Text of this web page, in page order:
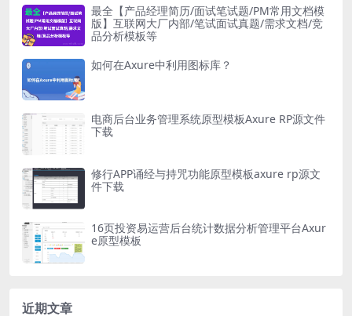
最全【产品经理简历/面试笔试题/PM常用文档模
版】互联网大厂内部/笔试面试真题/需求文档/竞
品分析模板等
如何在Axure中利用图标库？
电商后台业务管理系统原型模板Axure RP源文件
下载
修行APP诵经与持咒功能原型模板axure rp源文
件下载
16页投资易运营后台统计数据分析管理平台Axur
e原型模板
近期文章